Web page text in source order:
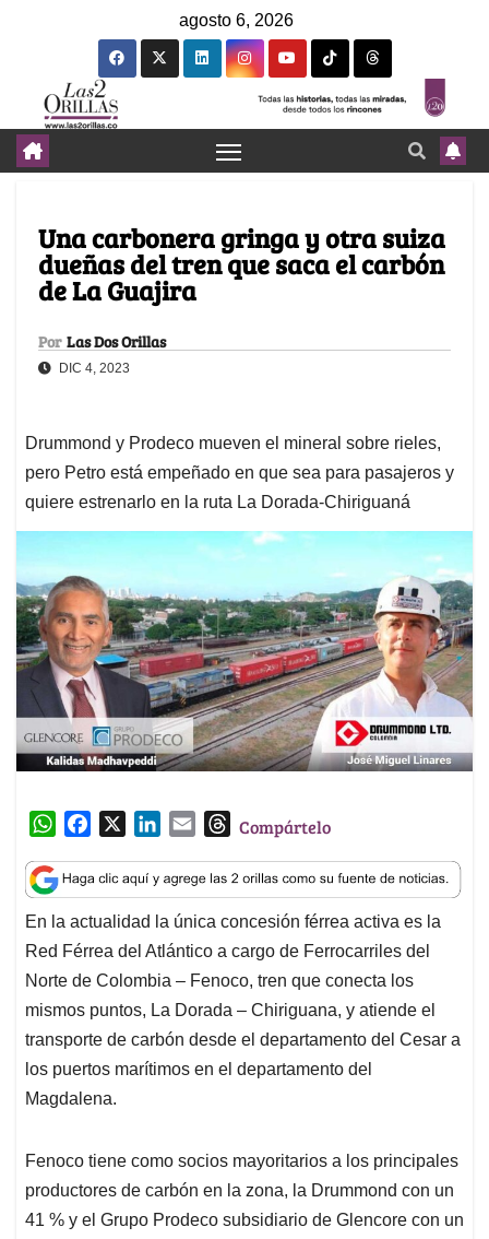
agosto 6, 2026
Una carbonera gringa y otra suiza
dueñas del tren que saca el carbón
de La Guajira
Por Las Dos Orillas
DIC 4, 2023
Drummond y Prodeco mueven el mineral sobre rieles,
pero Petro está empeñado en que sea para pasajeros y
quiere estrenarlo en la ruta La Dorada-Chiriguaná
W
a
t
s
A
p
p
c
e
b
o
o
k
n
k
e
d
I
n
a
i
l
T
r
e
a
d
s
Compártelo
En la actualidad la única concesión férrea activa es la
Red Férrea del Atlántico a cargo de Ferrocarriles del
Norte de Colombia – Fenoco, tren que conecta los
mismos puntos, La Dorada – Chiriguana, y atiende el
transporte de carbón desde el departamento del Cesar a
los puertos marítimos en el departamento del
Magdalena.
Fenoco tiene como socios mayoritarios a los principales
productores de carbón en la zona, la Drummond con un
41 % y el Grupo Prodeco subsidiario de Glencore con un